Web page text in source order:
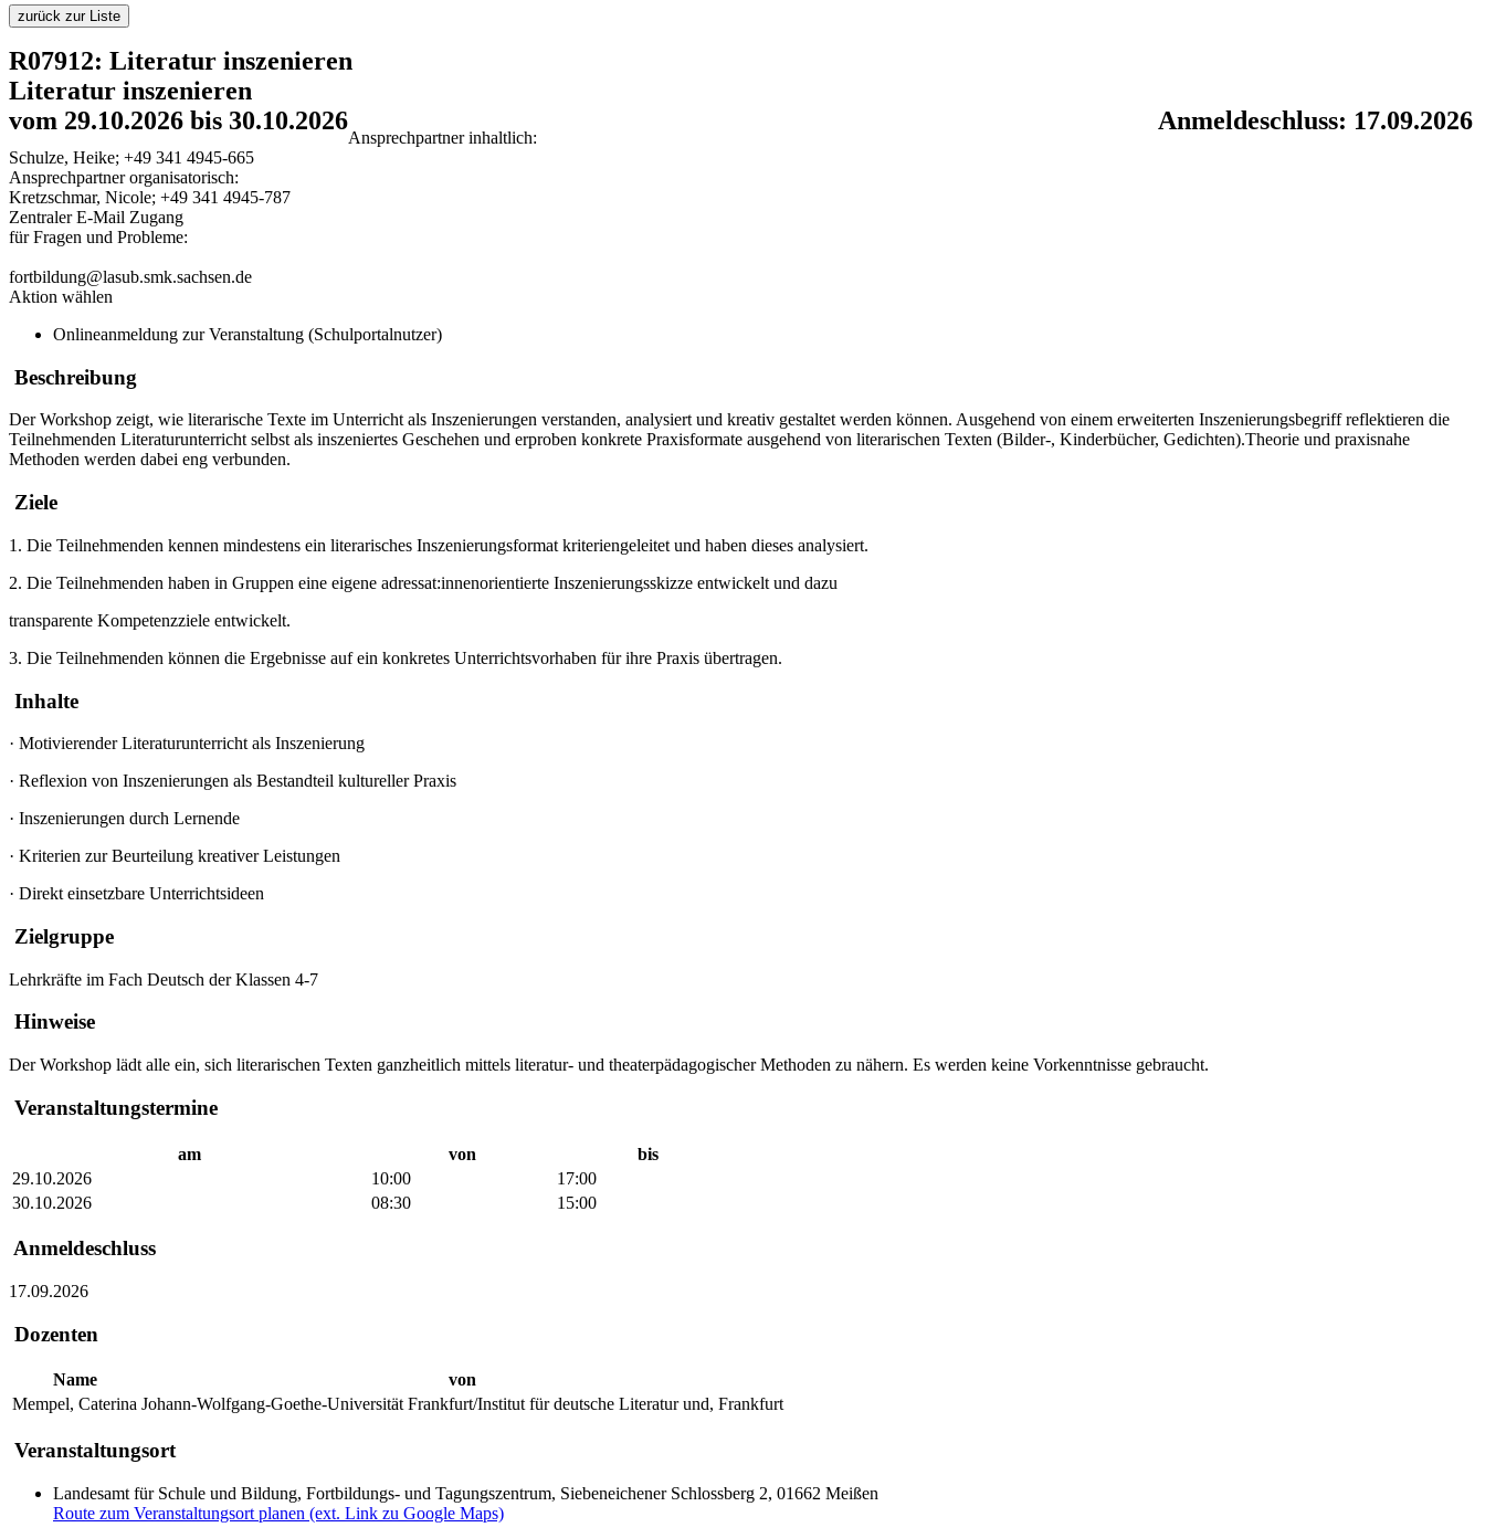
zurück zur Liste
R07912: Literatur inszenieren
Literatur inszenieren
vom 29.10.2026 bis 30.10.2026
Anmeldeschluss: 17.09.2026
Ansprechpartner inhaltlich:
Schulze, Heike; +49 341 4945-665
Ansprechpartner organisatorisch:
Kretzschmar, Nicole; +49 341 4945-787
Zentraler E-Mail Zugang
für Fragen und Probleme:
fortbildung@lasub.smk.sachsen.de
Aktion wählen
Onlineanmeldung zur Veranstaltung (Schulportalnutzer)
Beschreibung
Der Workshop zeigt, wie literarische Texte im Unterricht als Inszenierungen verstanden, analysiert und kreativ gestaltet werden können. Ausgehend von einem erweiterten Inszenierungsbegriff reflektieren die
Teilnehmenden Literaturunterricht selbst als inszeniertes Geschehen und erproben konkrete Praxisformate ausgehend von literarischen Texten (Bilder-, Kinderbücher, Gedichten).Theorie und praxisnahe
Methoden werden dabei eng verbunden.
Ziele
1. Die Teilnehmenden kennen mindestens ein literarisches Inszenierungsformat kriteriengeleitet und haben dieses analysiert.
2. Die Teilnehmenden haben in Gruppen eine eigene adressat:innenorientierte Inszenierungsskizze entwickelt und dazu
transparente Kompetenzziele entwickelt.
3. Die Teilnehmenden können die Ergebnisse auf ein konkretes Unterrichtsvorhaben für ihre Praxis übertragen.
Inhalte
· Motivierender Literaturunterricht als Inszenierung
· Reflexion von Inszenierungen als Bestandteil kultureller Praxis
· Inszenierungen durch Lernende
· Kriterien zur Beurteilung kreativer Leistungen
· Direkt einsetzbare Unterrichtsideen
Zielgruppe
Lehrkräfte im Fach Deutsch der Klassen 4-7
Hinweise
Der Workshop lädt alle ein, sich literarischen Texten ganzheitlich mittels literatur- und theaterpädagogischer Methoden zu nähern. Es werden keine Vorkenntnisse gebraucht.
Veranstaltungstermine
am von
bis
29.10.2026
10:00
17:00
30.10.2026
08:30 15:00
Anmeldeschluss
17.09.2026
Dozenten
Name
von
Mempel, Caterina Johann-Wolfgang-Goethe-Universität Frankfurt/Institut für deutsche Literatur und, Frankfurt
Veranstaltungsort
Landesamt für Schule und Bildung, Fortbildungs- und Tagungszentrum, Siebeneichener Schlossberg 2, 01662 Meißen
Route zum Veranstaltungsort planen (ext. Link zu Google Maps)